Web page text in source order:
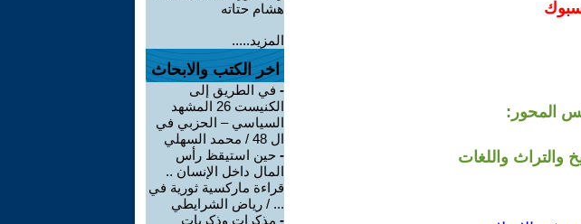
المحور:
والتراث واللغات
هشام حتاته
المزيد.....
اخر الكتب والابحاث
- في الطريق إلى
الكنيست 26 المشهد
السياسي – الحزبي في
ال 48 / محمد السهلي
- حين استيقظ رأس
المال داخل الإنسان ..
قراءة ماركسية ثورية في
... / رياض الشرايطي
- مذكرات وذكريات